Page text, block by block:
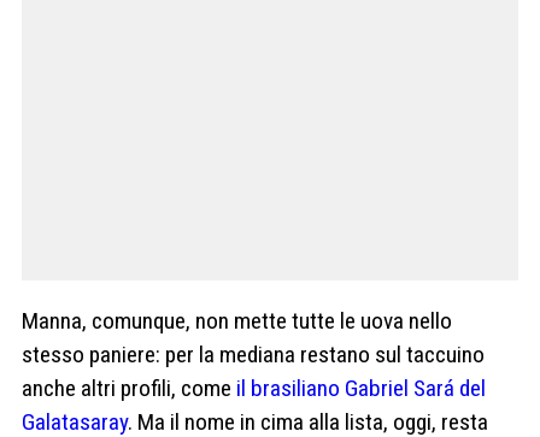
Manna, comunque, non mette tutte le uova nello
stesso paniere: per la mediana restano sul taccuino
anche altri profili, come il brasiliano Gabriel Sará del
Galatasaray. Ma il nome in cima alla lista, oggi, resta